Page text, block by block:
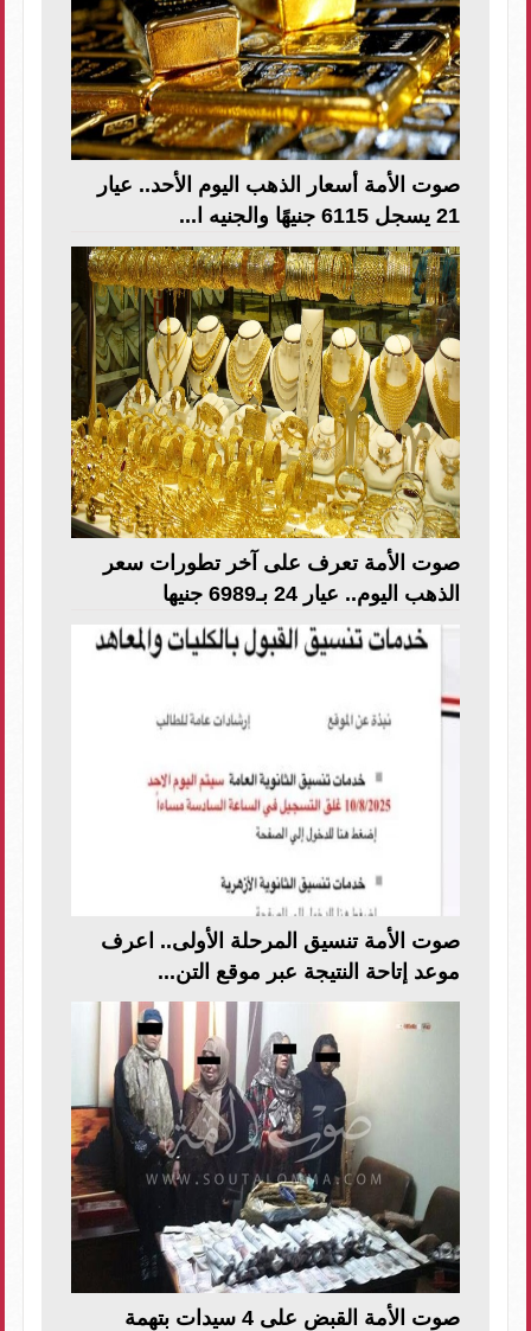
صوت الأمة أسعار الذهب اليوم الأحد.. عيار
21 يسجل 6115 جنيهًا والجنيه ا...
صوت الأمة تعرف على آخر تطورات سعر
الذهب اليوم.. عيار 24 بـ6989 جنيها
صوت الأمة تنسيق المرحلة الأولى.. اعرف
موعد إتاحة النتيجة عبر موقع التن...
صوت الأمة القبض على 4 سيدات بتهمة